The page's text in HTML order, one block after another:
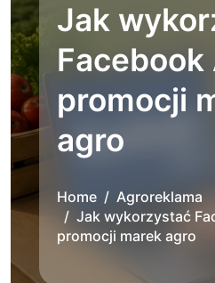
Jak
Facebook
promocji
agro
Home
Agroreklama
Jak wykorzystać
promocji marek agro